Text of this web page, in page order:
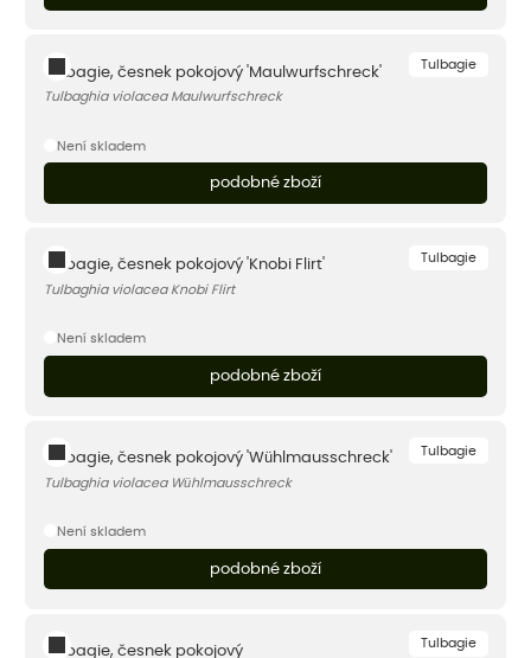
Tulbagie
Tulbagie, česnek pokojový 'Maulwurfschreck'
Tulbaghia violacea Maulwurfschreck
Není skladem
podobné zboží
Tulbagie
Tulbagie, česnek pokojový 'Knobi Flirt'
Tulbaghia violacea Knobi Flirt
Není skladem
podobné zboží
Tulbagie
Tulbagie, česnek pokojový 'Wühlmausschreck'
Tulbaghia violacea Wühlmausschreck
Není skladem
podobné zboží
Tulbagie
Tulbagie, česnek pokojový